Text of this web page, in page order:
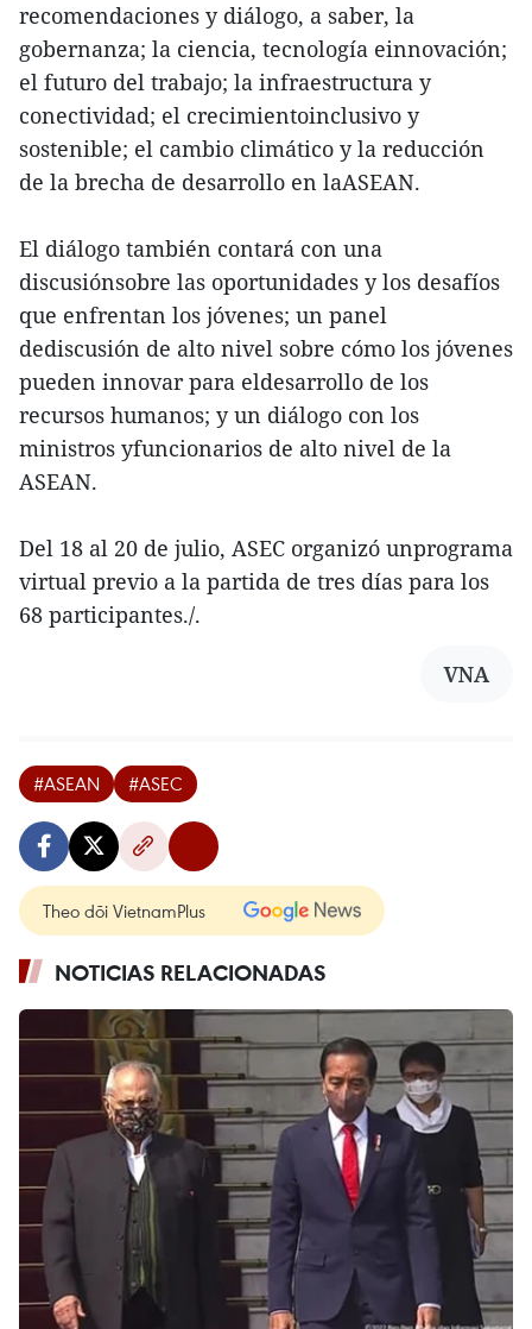
recomendaciones y diálogo, a saber, la
gobernanza; la ciencia, tecnología einnovación;
el futuro del trabajo; la infraestructura y
conectividad; el crecimientoinclusivo y
sostenible; el cambio climático y la reducción
de la brecha de desarrollo en laASEAN.
El diálogo también contará con una
discusiónsobre las oportunidades y los desafíos
que enfrentan los jóvenes; un panel
dediscusión de alto nivel sobre cómo los jóvenes
pueden innovar para eldesarrollo de los
recursos humanos; y un diálogo con los
ministros yfuncionarios de alto nivel de la
ASEAN.
Del 18 al 20 de julio, ASEC organizó unprograma
virtual previo a la partida de tres días para los
68 participantes./.
VNA
#ASEAN #ASEC
Theo dõi VietnamPlus
NOTICIAS RELACIONADAS